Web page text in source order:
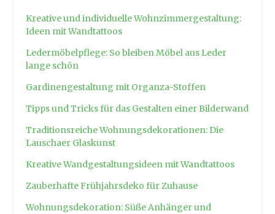
Kreative und individuelle Wohnzimmergestaltung:
Ideen mit Wandtattoos
Ledermöbelpflege: So bleiben Möbel aus Leder
lange schön
Gardinengestaltung mit Organza-Stoffen
Tipps und Tricks für das Gestalten einer Bilderwand
Traditionsreiche Wohnungsdekorationen: Die
Lauschaer Glaskunst
Kreative Wandgestaltungsideen mit Wandtattoos
Zauberhafte Frühjahrsdeko für Zuhause
Wohnungsdekoration: Süße Anhänger und